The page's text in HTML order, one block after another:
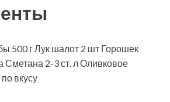
500 гЛук шалот 2 шт Горошек
Сметана 2-3ст. лОливковое
по вкусу